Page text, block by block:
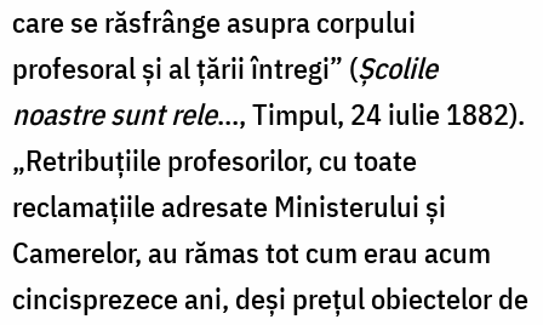
care se răsfrânge asupra corpului
profesoral și al țării întregi” (Școlile
noastre sunt rele..., Timpul, 24 iulie 1882).
„Retribuțiile profesorilor, cu toate
reclamațiile adresate Ministerului și
Camerelor, au rămas tot cum erau acum
cincisprezece ani, deși prețul obiectelor de